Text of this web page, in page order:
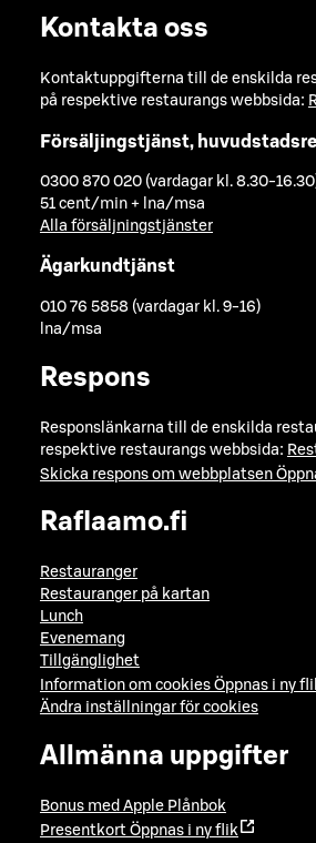
Kontakta oss
Kontaktuppgifterna till de enskilda
på respektive restaurangs webbsida:
Försäljingstjänst,
0300 870 020 (vardagar kl. 8.30-
51 cent/min + lna/msa
Alla försäljningstjänster
Ägarkundtjänst
010 76 5858 (vardagar kl. 9-16)
lna/msa
Respons
Responslänkarna till de enskilda
respektive restaurangs webbsida:
Skicka respons om webbplatsen
Raflaamo.fi
Restauranger
Restauranger på kartan
Lunch
Evenemang
Tillgänglighet
Information om cookies Öppnas i ny
Ändra inställningar för cookies
Allmänna uppgifter
Bonus med Apple Plånbok
Presentkort Öppnas i ny flik